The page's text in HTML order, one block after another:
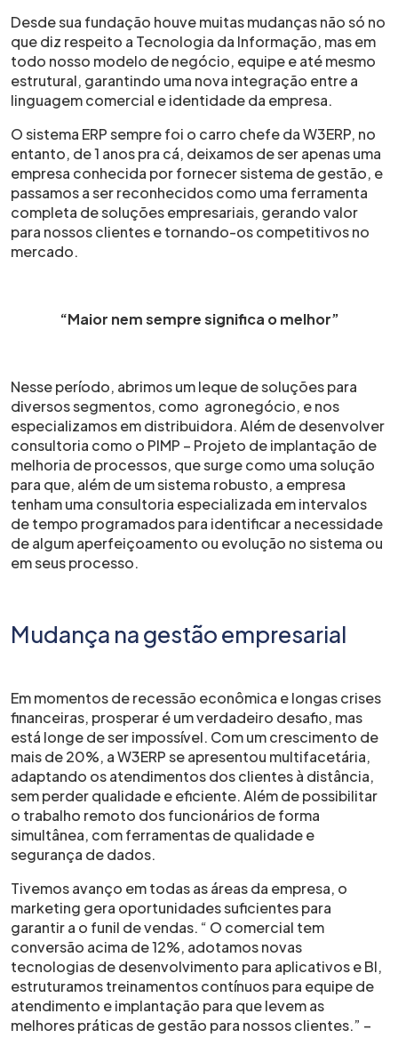
Desde sua fundação houve muitas mudanças não só no
que diz respeito a Tecnologia da Informação, mas em
todo nosso modelo de negócio, equipe e até mesmo
estrutural, garantindo uma nova integração entre a
linguagem comercial e identidade da empresa.
O sistema ERP sempre foi o carro chefe da W3ERP, no
entanto, de 1 anos pra cá, deixamos de ser apenas uma
empresa conhecida por fornecer sistema de gestão, e
passamos a ser reconhecidos como uma ferramenta
completa de soluções empresariais, gerando valor
para nossos clientes e tornando-os competitivos no
mercado.
“Maior nem sempre significa o melhor”
Nesse período, abrimos um leque de soluções para
diversos segmentos, como agronegócio, e nos
especializamos em distribuidora. Além de desenvolver
consultoria como o PIMP – Projeto de implantação de
melhoria de processos, que surge como uma solução
para que, além de um sistema robusto, a empresa
tenham uma consultoria especializada em intervalos
de tempo programados para identificar a necessidade
de algum aperfeiçoamento ou evolução no sistema ou
em seus processo.
Mudança na gestão empresarial
Em momentos de recessão econômica e longas crises
financeiras, prosperar é um verdadeiro desafio, mas
está longe de ser impossível. Com um crescimento de
mais de 20%, a W3ERP se apresentou multifacetária,
adaptando os atendimentos dos clientes à distância,
sem perder qualidade e eficiente. Além de possibilitar
o trabalho remoto dos funcionários de forma
simultânea, com ferramentas de qualidade e
segurança de dados.
Tivemos avanço em todas as áreas da empresa, o
marketing gera oportunidades suficientes para
garantir a o funil de vendas. “ O comercial tem
conversão acima de 12%, adotamos novas
tecnologias de desenvolvimento para aplicativos e BI,
estruturamos treinamentos contínuos para equipe de
atendimento e implantação para que levem as
melhores práticas de gestão para nossos clientes.” –